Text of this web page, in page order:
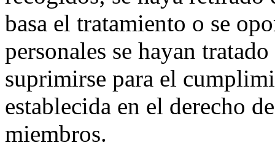
basa el tratamiento o se
personales se hayan
suprimirse para el
establecida en el derecho
miembros.